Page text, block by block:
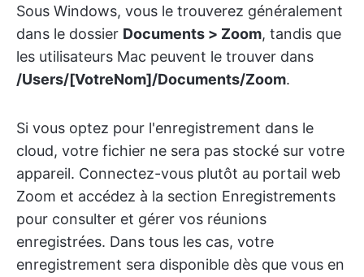
Sous Windows, vous le trouverez généralement
dans le dossier Documents > Zoom, tandis que
les utilisateurs Mac peuvent le trouver dans
/Users/[VotreNom]/Documents/Zoom.
Si vous optez pour l'enregistrement dans le
cloud, votre fichier ne sera pas stocké sur votre
appareil. Connectez-vous plutôt au portail web
Zoom et accédez à la section Enregistrements
pour consulter et gérer vos réunions
enregistrées. Dans tous les cas, votre
enregistrement sera disponible dès que vous en